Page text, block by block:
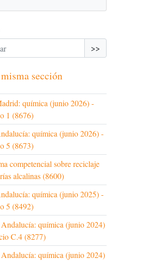
>>
sección
química (junio 2026) -
1 (8676)
química (junio 2026) -
5 (8673)
competencial sobre reciclaje
alcalinas (8600)
química (junio 2025) -
5 (8492)
química (junio 2024)
C.4 (8277)
química (junio 2024)